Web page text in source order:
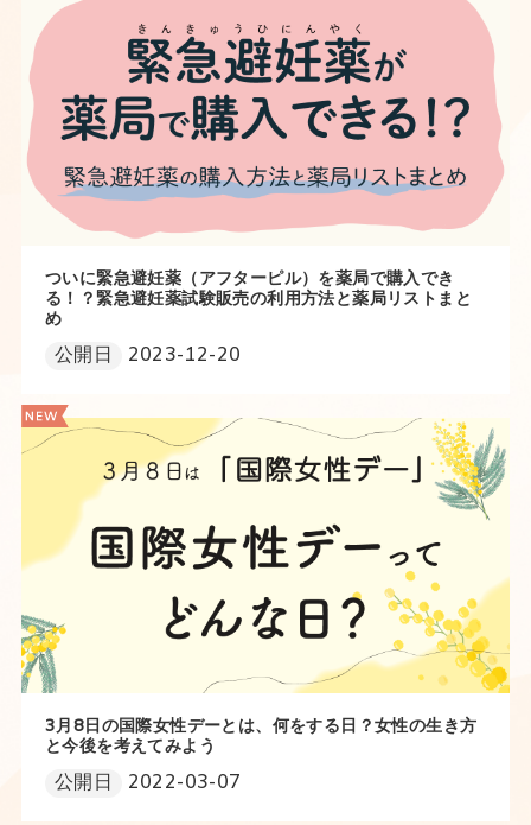
ついに緊急避妊薬（アフターピル）を薬局で購入でき
る！？緊急避妊薬試験販売の利用方法と薬局リストまと
め
公開日 2023-12-20
3月8日の国際女性デーとは、何をする日？女性の生き方
と今後を考えてみよう
公開日 2022-03-07